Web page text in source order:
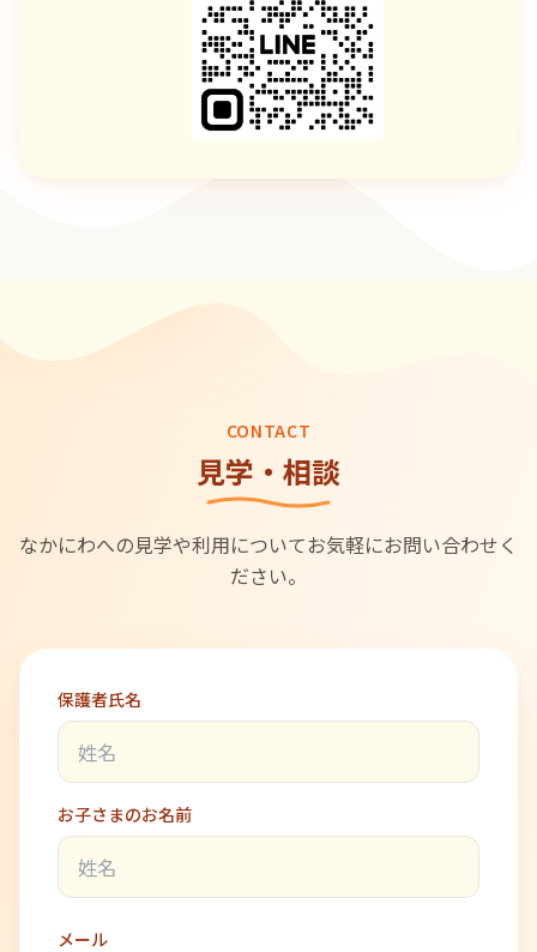
CONTACT
見学・相談
なかにわへの見学や利用についてお気軽にお問い合わせく
ださい。
保護者氏名
お子さまのお名前
メール